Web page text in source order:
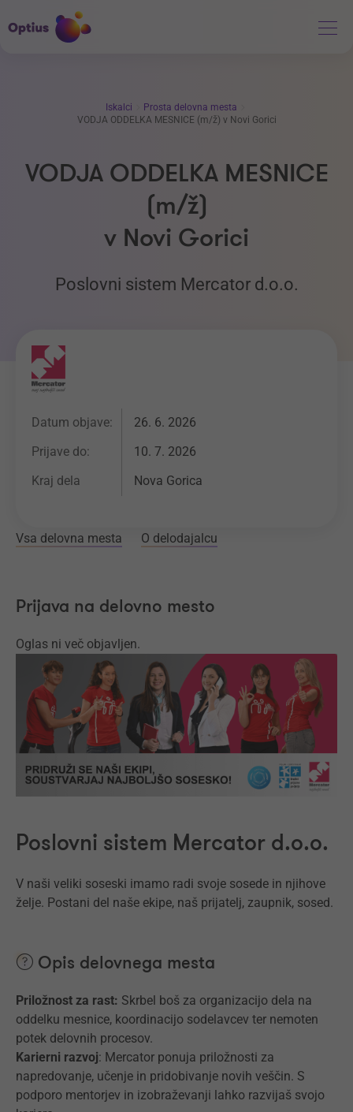
Iskalci
Prosta delovna mesta
VODJA ODDELKA MESNICE (m/ž) v Novi Gorici
VODJA ODDELKA MESNICE
(m/ž)
v Novi Gorici
Poslovni sistem Mercator d.o.o.
Datum objave:
26. 6. 2026
Prijave do:
10. 7. 2026
Kraj dela
Nova Gorica
Vsa delovna mesta O delodajalcu
Prijava na delovno mesto
Oglas ni več objavljen.
Poslovni sistem Mercator d.o.o.
V naši veliki soseski imamo radi svoje sosede in njihove
želje. Postani del naše ekipe, naš prijatelj, zaupnik, sosed.
Opis delovnega mesta
Priložnost za rast: Skrbel boš za organizacijo dela na
oddelku mesnice, koordinacijo sodelavcev ter nemoten
potek delovnih procesov.
Karierni razvoj: Mercator ponuja priložnosti za
napredovanje, učenje in pridobivanje novih veščin. S
podporo mentorjev in izobraževanji lahko razvijaš svojo